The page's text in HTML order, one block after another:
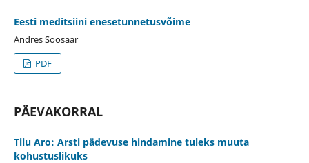
Eesti meditsiini enesetunnetusvõime
Andres Soosaar
PDF
PÄEVAKORRAL
Tiiu Aro: Arsti pädevuse hindamine tuleks muuta
kohustuslikuks